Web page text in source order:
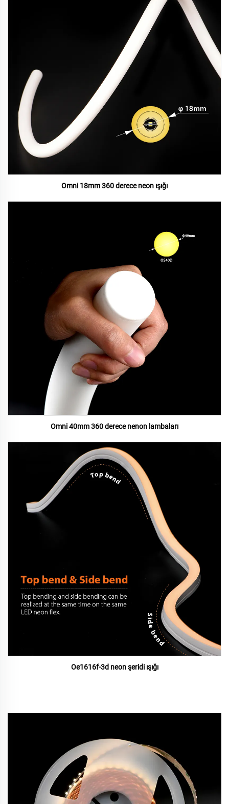
Omni 18mm 360 derece neon ışığı
Omni 40mm 360 derece nenon lambaları
Oe1616f-3d neon şeridi ışığı